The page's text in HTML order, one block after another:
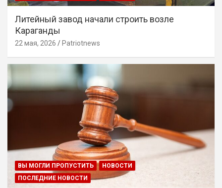
Литейный завод начали строить возле
Караганды
22 мая, 2026 Patriotnews
ВЫ МОГЛИ ПРОПУСТИТЬ
НОВОСТИ
ПОСЛЕДНИЕ НОВОСТИ